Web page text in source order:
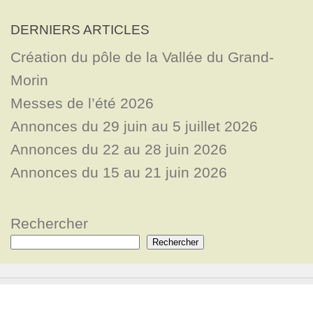
DERNIERS ARTICLES
Création du pôle de la Vallée du Grand-
Morin
Messes de l’été 2026
Annonces du 29 juin au 5 juillet 2026
Annonces du 22 au 28 juin 2026
Annonces du 15 au 21 juin 2026
Rechercher
Rechercher